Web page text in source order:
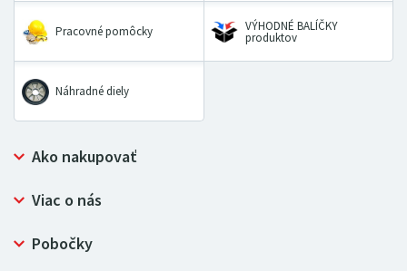
Pracovné pomôcky VÝHODNÉ BALÍČKY
produktov
Náhradné diely
Ako nakupovať
Prečo nakupovať u LUGERO
Ochrana osobných údajov
Viac o nás
Bezpečný nákup
Certifikát NATUR-PACK
Pobočky